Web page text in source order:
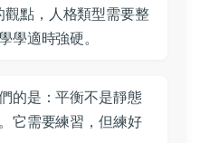
點，人格類型需要整
學適時強硬。
的是：平衡不是靜態
它需要練習，但練好